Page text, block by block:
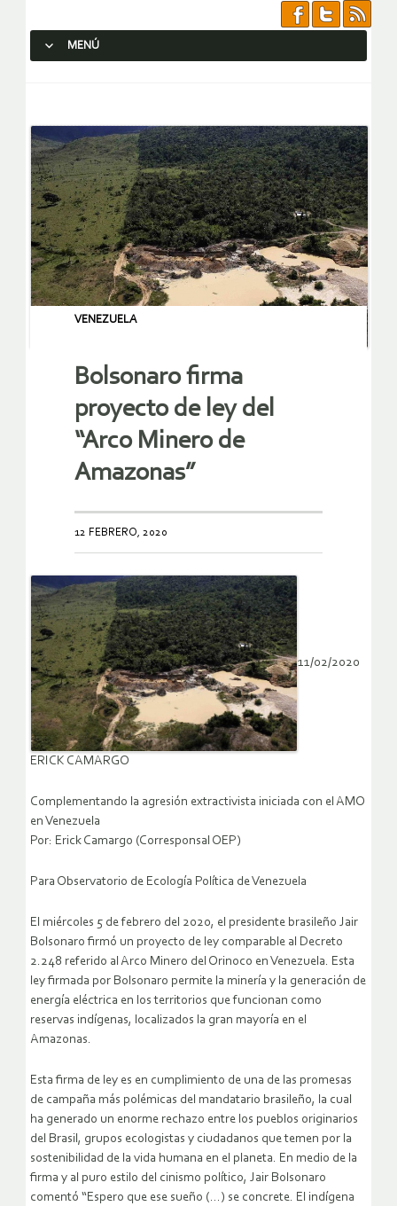
MENÚ
VENEZUELA
Bolsonaro firma
proyecto de ley del
“Arco Minero de
Amazonas”
12 FEBRERO, 2020
11/02/2020
ERICK CAMARGO
Complementando la agresión extractivista iniciada con el AMO
en Venezuela
Por: Erick Camargo (Corresponsal OEP)
Para Observatorio de Ecología Política de Venezuela
El miércoles 5 de febrero del 2020, el presidente brasileño Jair
Bolsonaro firmó un proyecto de ley comparable al Decreto
2.248 referido al Arco Minero del Orinoco en Venezuela. Esta
ley firmada por Bolsonaro permite la minería y la generación de
energía eléctrica en los territorios que funcionan como
reservas indígenas, localizados la gran mayoría en el
Amazonas.
Esta firma de ley es en cumplimiento de una de las promesas
de campaña más polémicas del mandatario brasileño, la cual
ha generado un enorme rechazo entre los pueblos originarios
del Brasil, grupos ecologistas y ciudadanos que temen por la
sostenibilidad de la vida humana en el planeta. En medio de la
firma y al puro estilo del cinismo político, Jair Bolsonaro
comentó “Espero que ese sueño (…) se concrete. El indígena